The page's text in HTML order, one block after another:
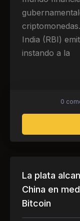
India (RBI)
instando a la
0
La plata
China en
Bitcoin